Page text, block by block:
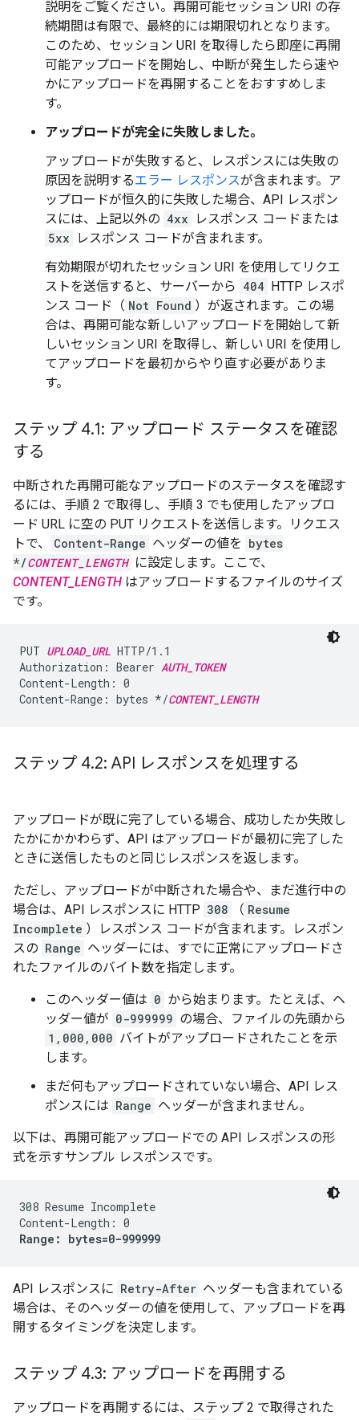
説明をご覧ください。再開可能セッション URI の存
続期間は有限で、最終的には期限切れとなります。
このため、セッション URI を取得したら即座に再開
可能アップロードを開始し、中断が発生したら速や
かにアップロードを再開することをおすすめしま
す。
アップロードが完全に失敗しました。
アップロードが失敗すると、レスポンスには失敗の
原因を説明するエラー レスポンスが含まれます。ア
ップロードが恒久的に失敗した場合、API レスポン
スには、上記以外の 4xx
レスポンス コードまたは
5xx
レスポンス コードが含まれます。
有効期限が切れたセッション URI を使用してリクエ
ストを送信すると、サーバーから 404 HTTP レスポ
ンス コード（ Not Found ）が返されます。この場
合は、再開可能な新しいアップロードを開始して新
しいセッション URI を取得し、新しい URI を使用し
てアップロードを最初からやり直す必要がありま
す。
ステップ 4.1: アップロード ステータスを確認
する
中断された再開可能なアップロードのステータスを確認す
るには、手順 2 で取得し、手順 3 でも使用したアップロ
ード URL に空の PUT リクエストを送信します。リクエス
トで、
Content-Range ヘッダーの値を bytes
*/CONTENT_LENGTH に設定します。ここで、
CONTENT_LENGTH はアップロードするファイルのサイズ
です。
PUT UPLOAD_URL HTTP/1.1
Authorization: Bearer AUTH_TOKEN
Content-Length: 0
Content-Range: bytes */CONTENT_LENGTH
ステップ 4.2: API レスポンスを処理する
アップロードが既に完了している場合、成功したか失敗し
たかにかかわらず、API はアップロードが最初に完了した
ときに送信したものと同じレスポンスを返します。
ただし、アップロードが中断された場合や、まだ進行中の
場合は、API レスポンスに HTTP 308 （ Resume
Incomplete ）レスポンス コードが含まれます。レスポン
スの Range ヘッダーには、すでに正常にアップロードさ
れたファイルのバイト数を指定します。
このヘッダー値は 0 から始まります。たとえば、ヘ
ッダー値が 0-999999 の場合、ファイルの先頭から
1,000,000 バイトがアップロードされたことを示
します。
まだ何もアップロードされていない場合、API レス
ポンスには Range ヘッダーが含まれません。
以下は、再開可能アップロードでの API レスポンスの形
式を示すサンプル レスポンスです。
308 Resume Incomplete
Range: bytes=0-999999
API レスポンスに Retry-After ヘッダーも含まれている
場合は、そのヘッダーの値を使用して、アップロードを再
開するタイミングを決定します。
ステップ 4.3: アップロードを再開する
アップロードを再開するには、ステップ 2 で取得された